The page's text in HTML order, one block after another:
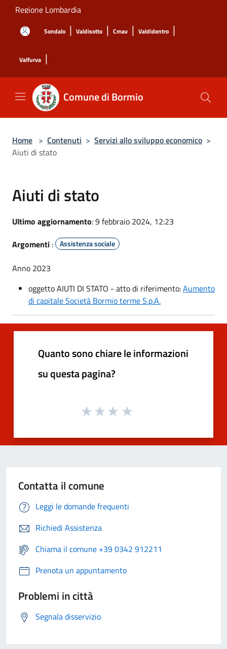
Salta al contenuto principale
Regione Lombardia
Sondalo | Valdisotto | Cmav | Valdidentro |
Valfurva |
Comune di Bormio
Home > Contenuti > Servizi allo sviluppo economico >
Aiuti di stato
Aiuti di stato
Ultimo aggiornamento: 9 febbraio 2024, 12:23
Argomenti : Assistenza sociale
Anno 2023
oggetto AIUTI DI STATO - atto di riferimento:Aumento
di capitale Società Bormio terme S.p.A.
Quanto sono chiare le informazioni
su questa pagina?
Contatta il comune
Leggi le domande frequenti
Richiedi Assistenza
Chiama il comune +39 0342 912211
Prenota un appuntamento
Problemi in città
Segnala disservizio